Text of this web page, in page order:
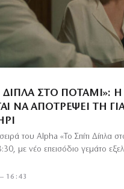
ΔΊΠΛΑ ΣΤΟ ΠΟΤΆΜΙ»:
ΝΑ ΑΠΟΤΡΈΨΕΙ ΤΗ
16:43
του Alpha «Το Σπίτι Δίπλα
με νέο επεισόδιο γεμάτο